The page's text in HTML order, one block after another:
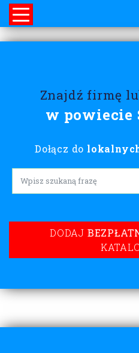
Znajdź firmę
w powiecie
Dołącz do
DODAJ